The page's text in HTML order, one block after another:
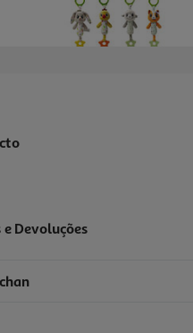
One Two Fun Modelos Sortidos
e Devoluções